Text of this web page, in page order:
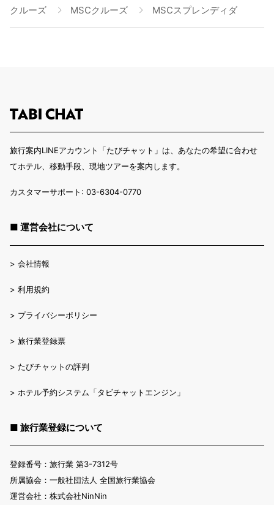
クルーズ MSCクルーズ MSCスプレンディダ
旅行案内LINEアカウント「たびチャット」は、あなたの希望に合わせ
てホテル、移動手段、現地ツアーを案内します。
カスタマーサポート: 03-6304-0770
■ 運営会社について
> 会社情報
> 利用規約
> プライバシーポリシー
> 旅行業登録票
> たびチャットの評判
> ホテル予約システム「タビチャットエンジン」
■ 旅行業登録について
登録番号：旅行業 第3-7312号
所属協会：一般社団法人 全国旅行業協会
運営会社：株式会社NinNin